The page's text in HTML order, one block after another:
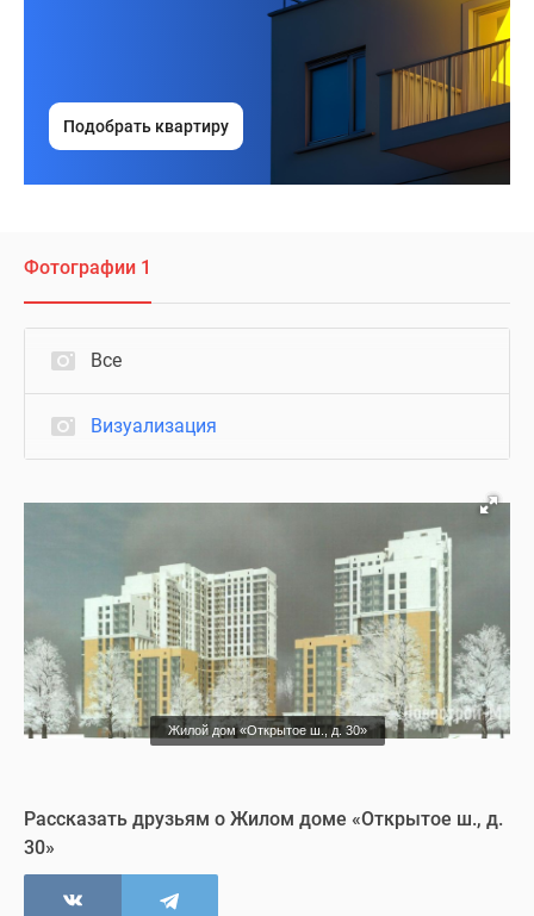
Подобрать квартиру
Фотографии 1
Жилой дом «Открытое ш., д. 30»
Все
Визуализация
Рассказать друзьям о Жилом доме «Открытое ш., д.
30»